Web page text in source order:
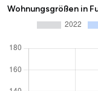
Wohnungsgrößen in